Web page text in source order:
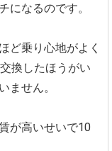
になるのです。
ど乗り心地がよく
換したほうがい
ません。
が高いせいで10